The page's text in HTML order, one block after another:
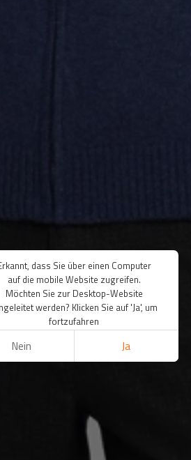
dass Sie über einen Computer
auf die mobile Website zugreifen.
Möchten Sie zur Desktop-Website
werden? Klicken Sie auf 'Ja', um
fortzufahren
Nein Ja